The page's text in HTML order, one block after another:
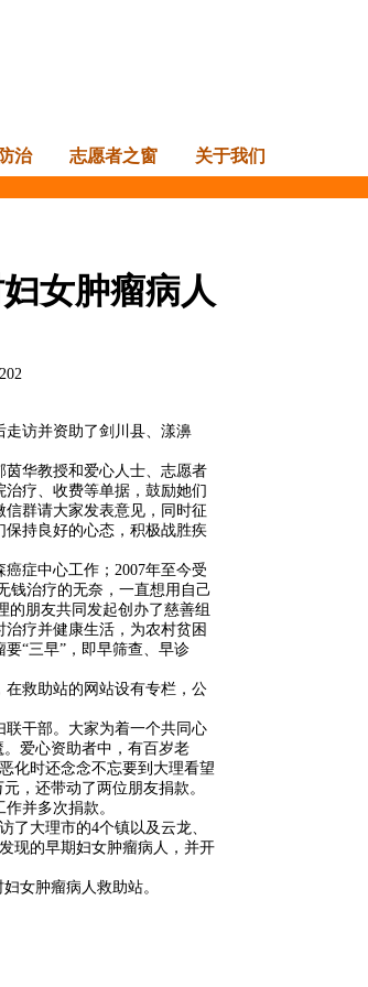
治 志愿者之窗 关于我们
女肿瘤病人
走访并资助了剑川县、漾濞
华教授和爱心人士、志愿者
疗、收费等单据，鼓励她们
群请大家发表意见，同时征
持良好的心态，积极战胜疾
症中心工作；2007年至今受
钱治疗的无奈，一直想用自己
的朋友共同发起创办了慈善组
疗并健康生活，为农村贫困
“三早”，即早筛查、早诊
救助站的网站设有专栏，公
干部。大家为着一个共同心
爱心资助者中，有百岁老
化时还念念不忘要到大理看望
，还带动了两位朋友捐款。
并多次捐款。
了大理市的4个镇以及云龙、
现的早期妇女肿瘤病人，并开
女肿瘤病人救助站。